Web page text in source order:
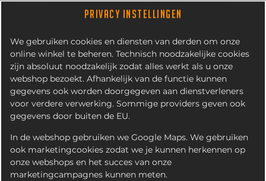
PRIVACY INSTELLINGEN
We gebruiken cookies en diensten van derden om onze
online winkel te beheren. Technisch noodzakelijke cookies
zijn absoluut noodzakelijk zodat alles werkt als u onze
webshop bezoekt. Afhankelijk van de functie kunnen
gegevens ook worden doorgegeven aan dienstverleners
voor verdere verwerking. Sommige providers geven ook
gegevens door buiten de EU.
In de webshop gebruiken we Google Maps. We gebruiken
ook marketingcookies zodat we je kunnen herkennen op
onze webshops en het succes van onze
marketingcampagnes kunnen meten.
LIPTON ICE TEA
SPARKLING